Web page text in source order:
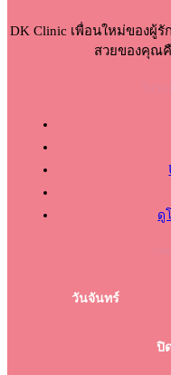
DK Clinic เพื่อนใหม่ของผู้รั
สวยของคุณคื
ดู
วันจันทร์
ปิ